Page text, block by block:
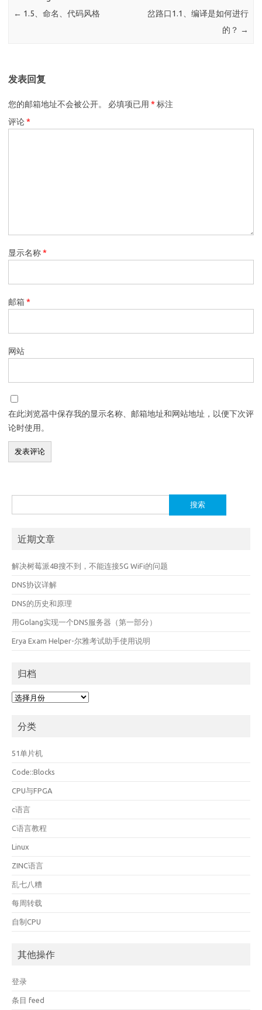
← 1.5、命名、代码风格
岔路口1.1、编译是如何进行
的？ →
发表回复
您的邮箱地址不会被公开。 必填项已用 * 标注
评论*
显示名称*
邮箱*
网站
在此浏览器中保存我的显示名称、邮箱地址和网站地址，以便下次评
论时使用。
索：
近期文章
解决树莓派4B搜不到，不能连接5G WiFi的问题
DNS协议详解
DNS的历史和原理
用Golang实现一个DNS服务器（第一部分）
Erya Exam Helper-尔雅考试助手使用说明
归档
归
分类
51单片机
Code::Blocks
CPU与FPGA
c语言
C语言教程
Linux
ZINC语言
乱七八糟
每周转载
自制CPU
其他操作
登录
条目 feed